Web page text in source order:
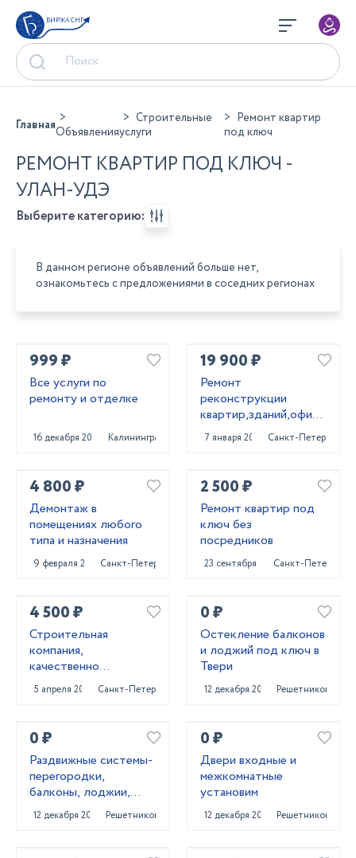
БИРЖА СНГ
ГлавнаяОбъявления
Строительные
услуги
Ремонт квартир
под ключ
РЕМОНТ КВАРТИР ПОД КЛЮЧ -
УЛАН-УДЭ
Выберите категорию:
В данном регионе объявлений больше нет,
ознакомьтесь с предложениями в соседних регионах
999 ₽
Все услуги по
ремонту и отделке
16 декабря 2023 Калининград
19 900 ₽
Ремонт
реконструкции
квартир,зданий,офисных
помещений
7 января 2022 Санкт-Петербург
4 800 ₽
Демонтаж в
помещениях любого
типа и назначения
9 февраля 2022 Санкт-Петербург
2 500 ₽
Ремонт квартир под
ключ без
посредников
23 сентября 2022Санкт-Петербург
4 500 ₽
Строительная
компания,
качественно
выполнит работы по
ремонту вашей
5 апреля 2022 Санкт-Петербург
0 ₽
Остекление балконов
и лоджий под ключ в
Твери
12 декабря 2021 Решетниково
0 ₽
Раздвижные системы-
перегородки,
балконы, лоджии,
входные группы и
офисные перегородки
12 декабря 2021 Решетниково
0 ₽
Двери входные и
межкомнатные
установим
12 декабря 2021 Решетниково